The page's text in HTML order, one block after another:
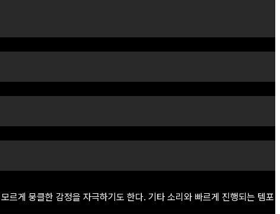
모르게 뭉클한 감정을 자극하기도 한다. 기타 소리와 빠르게 진행되는 템포